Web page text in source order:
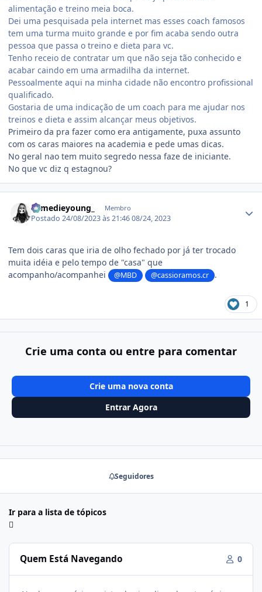
alimentação e treino meia boca.
Dei uma pesquisada pela internet mas esses coach famosos
tem uma turma muito grande e por fim acaba sendo outra
pessoa que passa o treino e dieta para vc.
Tenho receio de contratar um que não seja tão conhecido e
acabar caindo em uma armadilha da internet.
Pessoalmente aqui na minha cidade não encontro profissional
qualificado.
Gostaria de uma indicação de um coach para me ajudar nos
treinos e dieta e assim alcançar meus objetivos.
Primeiro da pra fazer como era antigamente, puxa assunto
com os caras maiores na academia e pede umas dicas.
No geral nao tem muito segredo nessa faze de iniciante.
No que vc diz q estagnou?
somedieyoung_ Membro
Postado24/08/2023 às 21:4608/24, 2023
Tem dois caras que iria de olho fechado por já ter trocado
muita idéia e pelo tempo de "casa" que
acompanho/acompanhei
@MBD @cassioramos.cr .
1
Crie uma conta ou entre para comentar
Crie uma nova conta
Entrar Agora
Seguidores
Ir para a lista de tópicos
Quem Está Navegando 0